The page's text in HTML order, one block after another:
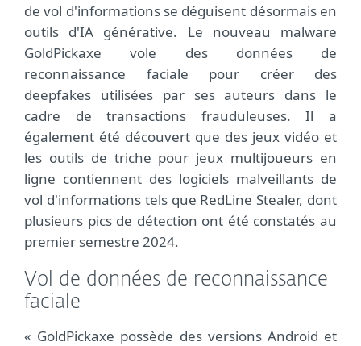
de vol d'informations se déguisent désormais en
outils d'IA générative. Le nouveau malware
GoldPickaxe vole des données de
reconnaissance faciale pour créer des
deepfakes utilisées par ses auteurs dans le
cadre de transactions frauduleuses. Il a
également été découvert que des jeux vidéo et
les outils de triche pour jeux multijoueurs en
ligne contiennent des logiciels malveillants de
vol d'informations tels que RedLine Stealer, dont
plusieurs pics de détection ont été constatés au
premier semestre 2024.
Vol de données de reconnaissance
faciale
« GoldPickaxe possède des versions Android et